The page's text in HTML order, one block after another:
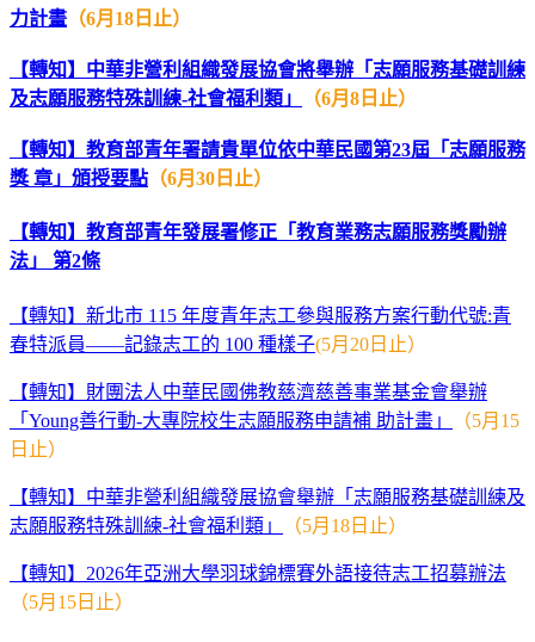
力計畫 （6月18日止）
【轉知】中華非營利組織發展協會將舉辦「志願服務基礎訓練
及志願服務特殊訓練-社會福利類」
（6月8日止）
【轉知】教育部青年署請貴單位依中華民國第23屆「志願服務
獎 章」頒授要點 （6月30日止）
【轉知】教育部青年發展署修正「教育業務志願服務獎勵辦
法」 第2條
【轉知】新北市 115 年度青年志工參與服務方案行動代號:青
春特派員——記錄志工的 100 種樣子(5月20日止）
【轉知】財團法人中華民國佛教慈濟慈善事業基金會舉辦
「Young善行動-大專院校生志願服務申請補 助計畫」
（5月15
日止）
【轉知】中華非營利組織發展協會舉辦「志願服務基礎訓練及
志願服務特殊訓練-社會福利類」
（5月18日止）
【轉知】2026年亞洲大學羽球錦標賽外語接待志工招募辦法
（5月15日止）